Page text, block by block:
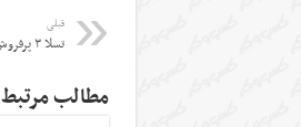
قبلی
تسلا ۳ پرفروش‌ترین خودروی برقی در آمریکا
مطالب مرتبط